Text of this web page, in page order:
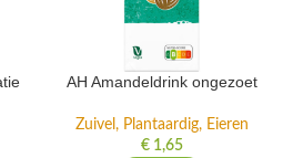
AH Amandeldrink ongezoet
Zuivel, Plantaardig, Eieren
€1,65